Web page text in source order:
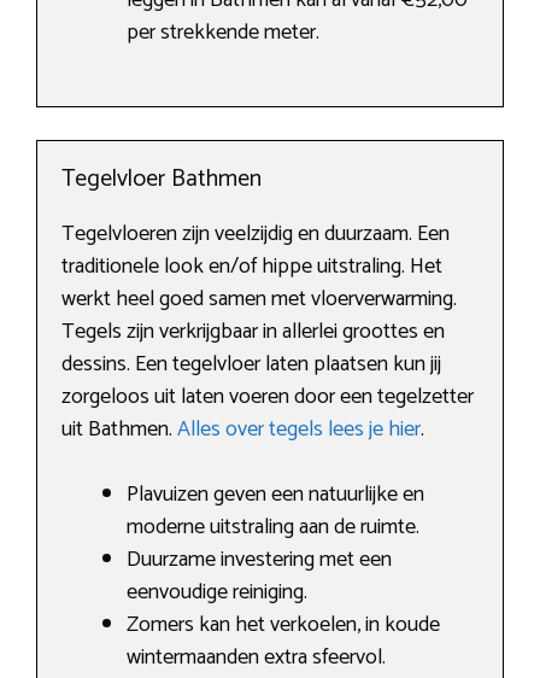
per strekkende meter.
Tegelvloer Bathmen
Tegelvloeren zijn veelzijdig en duurzaam. Een
traditionele look en/of hippe uitstraling. Het
werkt heel goed samen met vloerverwarming.
Tegels zijn verkrijgbaar in allerlei groottes en
dessins. Een tegelvloer laten plaatsen kun jij
zorgeloos uit laten voeren door een tegelzetter
uit Bathmen.Alles over tegels lees je hier.
Plavuizen geven een natuurlijke en
moderne uitstraling aan de ruimte.
Duurzame investering met een
eenvoudige reiniging.
Zomers kan het verkoelen, in koude
wintermaanden extra sfeervol.